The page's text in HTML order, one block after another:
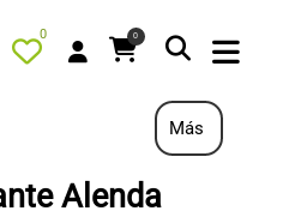
0 0
Más
Alenda